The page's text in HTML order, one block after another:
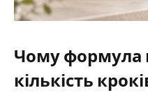
Чому формула
кількість